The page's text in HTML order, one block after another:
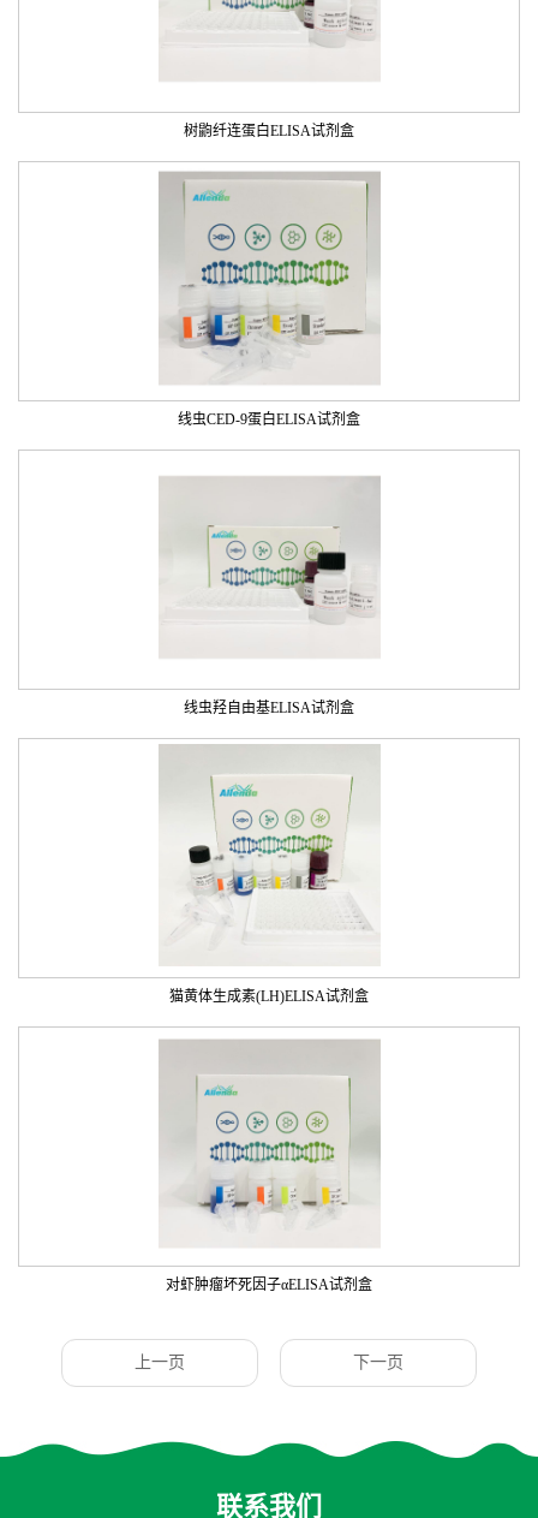
树鼩纤连蛋白ELISA试剂盒
线虫CED-9蛋白ELISA试剂盒
线虫羟自由基ELISA试剂盒
猫黄体生成素(LH)ELISA试剂盒
对虾肿瘤坏死因子αELISA试剂盒
上一页 下一页
联系我们